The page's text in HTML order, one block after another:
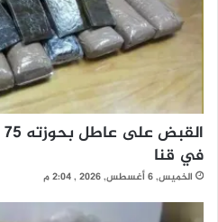
في قنا
الخميس, 6 أغسطس, 2026 , 2:04 م